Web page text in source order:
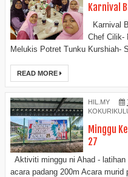
Karnival
Karnival
Chef Cilik-
Melukis Potret Tunku Kurshiah-
READ MORE
HIL.MY
Minggu
27
Aktiviti minggu ni Ahad -
acara padang 200m Acara murid